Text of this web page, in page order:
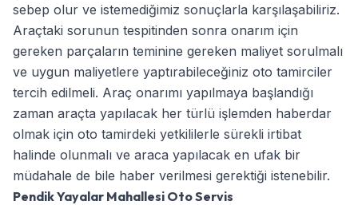
sebep olur ve istemediğimiz sonuçlarla karşılaşabiliriz.
Araçtaki sorunun tespitinden sonra onarım için
gereken parçaların teminine gereken maliyet sorulmalı
ve uygun maliyetlere yaptırabileceğiniz oto tamirciler
tercih edilmeli. Araç onarımı yapılmaya başlandığı
zaman araçta yapılacak her türlü işlemden haberdar
olmak için oto tamirdeki yetkililerle sürekli irtibat
halinde olunmalı ve araca yapılacak en ufak bir
müdahale de bile haber verilmesi gerektiği istenebilir.
Pendik Yayalar Mahallesi Oto Servis